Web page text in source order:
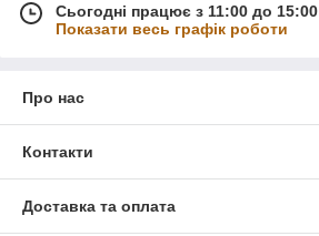
Сьогодні працює з 11:00 до 15:00
Показати весь графік роботи
Про нас
Контакти
Доставка та оплата